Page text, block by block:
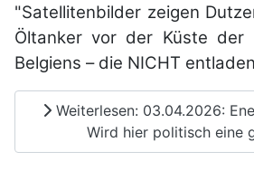
"Satellitenbilder zeigen
Öltanker vor der Küste der
Belgiens – die NICHT
Weiterlesen: 03.04.2026:
Wird hier politisch eine